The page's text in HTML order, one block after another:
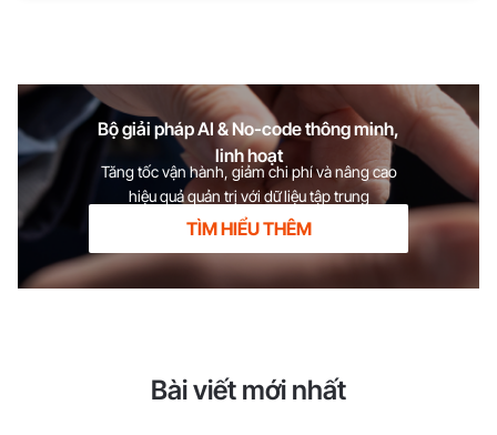
Bộ giải pháp AI & No-code thông minh,
linh hoạt
Tăng tốc vận hành, giảm chi phí và nâng cao
hiệu quả quản trị với dữ liệu tập trung
TÌM HIỂU THÊM
Bài viết mới nhất